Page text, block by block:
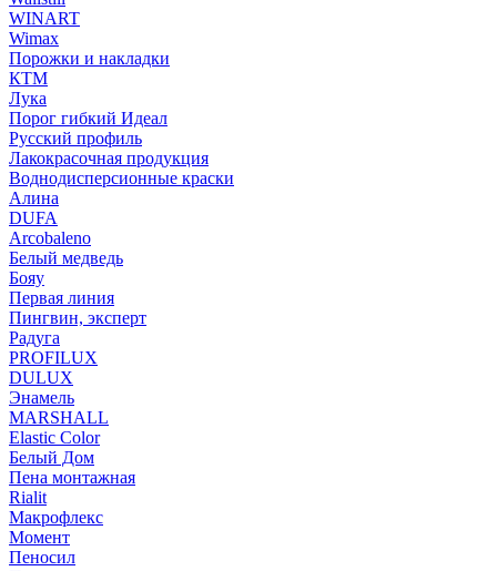
WINART
Wimax
Порожки и накладки
КТМ
Лука
Порог гибкий Идеал
Русский профиль
Лакокрасочная продукция
Воднодисперсионные краски
Алина
DUFA
Arcobaleno
Белый медведь
Бояу
Первая линия
Пингвин, эксперт
Радуга
PROFILUX
DULUX
Энамель
MARSHALL
Elastic Color
Белый Дом
Пена монтажная
Rialit
Макрофлекс
Момент
Пеносил